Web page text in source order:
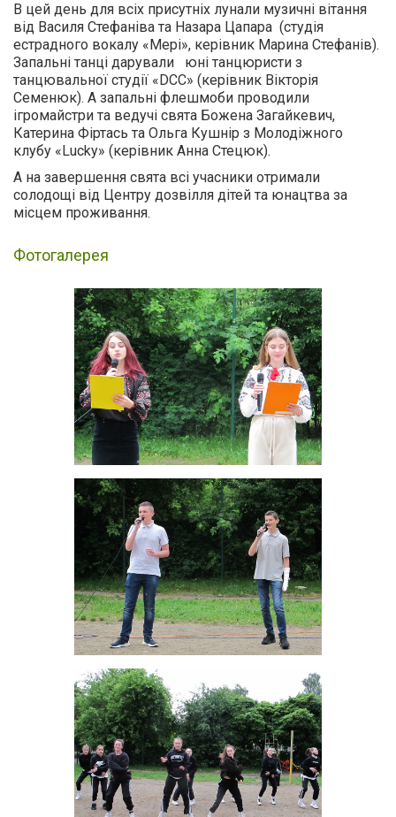
В цей день для всіх присутніх лунали музичні вітання
від Василя Стефаніва та Назара Цапара (студія
естрадного вокалу «Мері», керівник Марина Стефанів).
Запальні танці дарували юні танцюристи з
танцювальної студії «DСС» (керівник Вікторія
Семенюк). А запальні флешмоби проводили
ігромайстри та ведучі свята Божена Загайкевич,
Катерина Фіртась та Ольга Кушнір з Молодіжного
клубу «Lucky» (керівник Анна Стецюк).
А на завершення свята всі учасники отримали
солодощі від Центру дозвілля дітей та юнацтва за
місцем проживання.
Фотогалерея